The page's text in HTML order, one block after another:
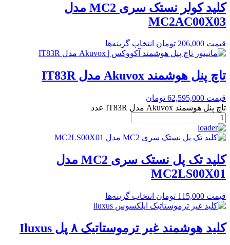
کلید کولر نستک سری MC2 مدل
MC2AC00X03
قیمت 206,000 تومان انتخاب گزینه‌ها
تاچ پنل هوشمند Akuvox مدل IT83R
قیمت 62,595,000 تومان
تاچ پنل هوشمند Akuvox مدل IT83R عدد
کلید تک پل نستک سری MC2 مدل
MC2LS00X01
قیمت 115,000 تومان انتخاب گزینه‌ها
کلید هوشمند غیر ترموستاتیک ۸ پل Iluxus